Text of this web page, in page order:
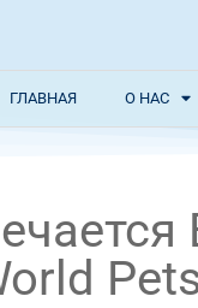
ГЛАВНАЯ О НАС